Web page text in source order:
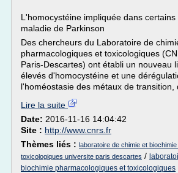
L'homocystéine impliquée dans certains
maladie de Parkinson
Des chercheurs du Laboratoire de
pharmacologiques et toxicologiques
Paris-Descartes) ont établi un nouveau
élevés d'homocystéine et une
l'homéostasie des métaux de transition,
Lire la suite
Date: 2016-11-16 14:04:42
Site : http://www.cnrs.fr
Thèmes liés : laboratoire de chimie et
toxicologiques universite paris descartes /
biochimie pharmacologiques et toxicologiques